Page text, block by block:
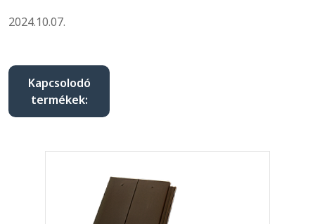
2024.10.07.
Kapcsolodó
termékek: